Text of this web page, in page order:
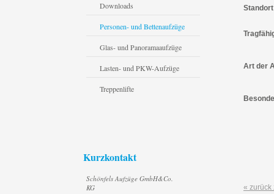
Downloads
Personen- und Bettenaufzüge
Glas- und Panoramaaufzüge
Lasten- und PKW-Aufzüge
Treppenlifte
Kurzkontakt
Schönfels Aufzüge GmbH&Co.
KG
Art der
« zurück